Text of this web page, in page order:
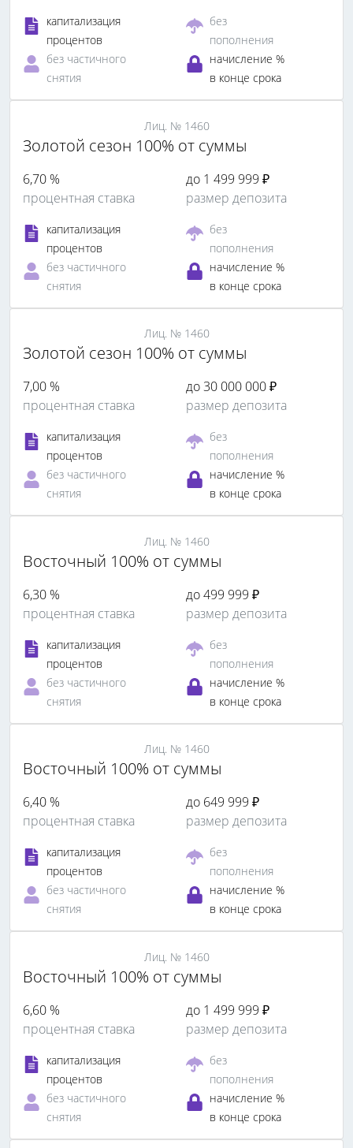
капитализация
процентов
без
пополнения
без частичного
снятия
начисление %
в конце срока
Лиц. № 1460
Золотой сезон 100% от суммы
6,70 %
процентная ставка
до 1 499 999 ₽
размер депозита
капитализация
процентов
без
пополнения
без частичного
снятия
начисление %
в конце срока
Лиц. № 1460
Золотой сезон 100% от суммы
7,00 %
процентная ставка
до 30 000 000 ₽
размер депозита
капитализация
процентов
без
пополнения
без частичного
снятия
начисление %
в конце срока
Лиц. № 1460
Восточный 100% от суммы
6,30 %
процентная ставка
до 499 999 ₽
размер депозита
капитализация
процентов
без
пополнения
без частичного
снятия
начисление %
в конце срока
Лиц. № 1460
Восточный 100% от суммы
6,40 %
процентная ставка
до 649 999 ₽
размер депозита
капитализация
процентов
без
пополнения
без частичного
снятия
начисление %
в конце срока
Лиц. № 1460
Восточный 100% от суммы
6,60 %
процентная ставка
до 1 499 999 ₽
размер депозита
капитализация
процентов
без
пополнения
без частичного
снятия
начисление %
в конце срока